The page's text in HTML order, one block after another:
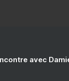
avec